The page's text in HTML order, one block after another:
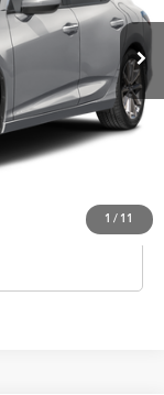
1 / 11
Ext. Int.